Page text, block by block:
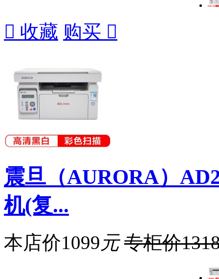
 收藏 购买 
震旦（AURORA）
机(复...
本店价1099 元 专柜价